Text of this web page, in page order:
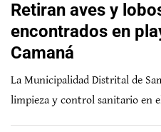
Retiran aves y
encontrados en
Camaná
La Municipalidad Distrital de
limpieza y control sanitario en